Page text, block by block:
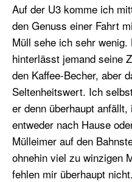
Auf der U3 komme ich
den Genuss einer Fahrt
Müll sehe ich sehr
hinterlässt jemand seine
den Kaffee-Becher, aber
Seltenheitswert. Ich
er denn überhaupt
entweder nach Hause
Mülleimer auf den
ohnehin viel zu winzigen
fehlen mir überhaupt nicht.